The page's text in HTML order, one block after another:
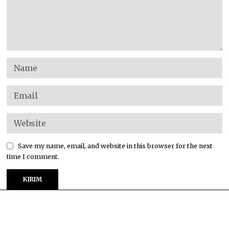
Save my name, email, and website in this browser for the next
time I comment.